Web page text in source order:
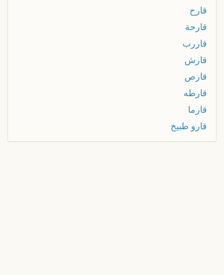
قارح
قارحة
قاررب
قارش
قارص
قارطه
قارما
قارو طبيخ